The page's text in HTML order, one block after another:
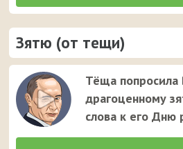
Зятю (от тещи)
Тёща попросила
драгоценному
слова к его Дню